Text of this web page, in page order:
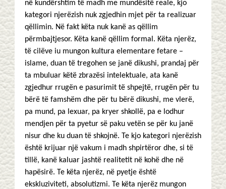
në kundërshtim të madh me mundësitë reale, kjo
kategori njerëzish nuk zgjedhin mjet për ta realizuar
qëllimin. Në fakt këta nuk kanë as qëllim
përmbajtjesor. Këta kanë qëllim formal. Këta njerëz,
të cilëve iu mungon kultura elementare fetare –
islame, duan të tregohen se janë dikushi, prandaj për
ta mbuluar këtë zbrazësi intelektuale, ata kanë
zgjedhur rrugën e pasurimit të shpejtë, rrugën për tu
bërë të famshëm dhe për tu bërë dikushi, me vlerë,
pa mund, pa lexuar, pa kryer shkollë, pa e lodhur
mendjen për ta pyetur së paku vetën se për ku janë
nisur dhe ku duan të shkojnë. Te kjo kategori njerëzish
është krijuar një vakum i madh shpirtëror dhe, si të
tillë, kanë kaluar jashtë realitetit në kohë dhe në
hapësirë. Te këta njerëz, në pyetje është
ekskluziviteti, absolutizmi. Te këta njerëz mungon